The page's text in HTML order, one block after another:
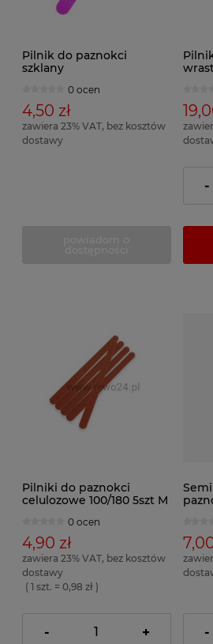
Pilnik do paznokci
szklany
0 ocen
4,50 zł
zawiera 23% VAT, bez kosztów
dostawy
-
Pilniki do paznokci
celulozowe 100/180 5szt M
0 ocen
4,90 zł
zawiera 23% VAT, bez kosztów
dostawy
( 1 szt. = 0,98 zł )
- + -